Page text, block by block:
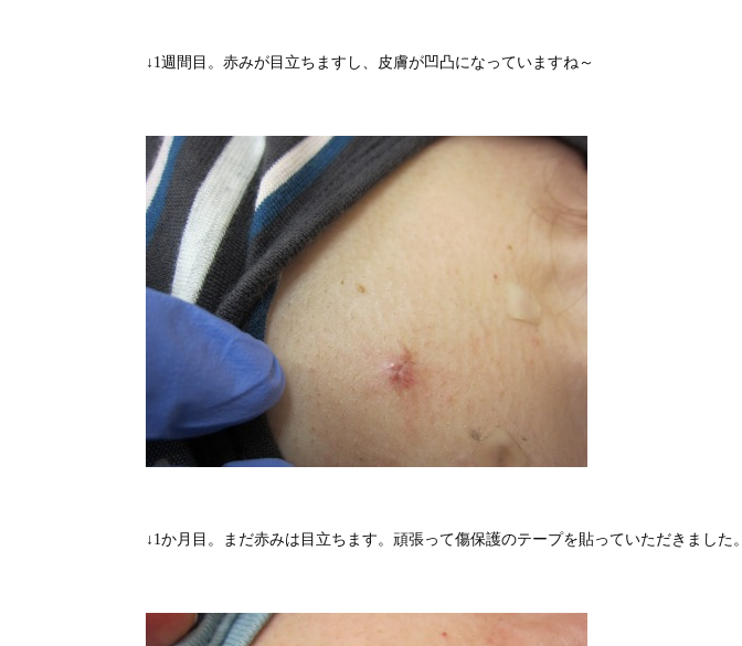
↓1週間目。赤みが目立ちますし、皮膚が凹凸になっていますね～
↓1か月目。まだ赤みは目立ちます。頑張って傷保護のテープを貼っていただきました。